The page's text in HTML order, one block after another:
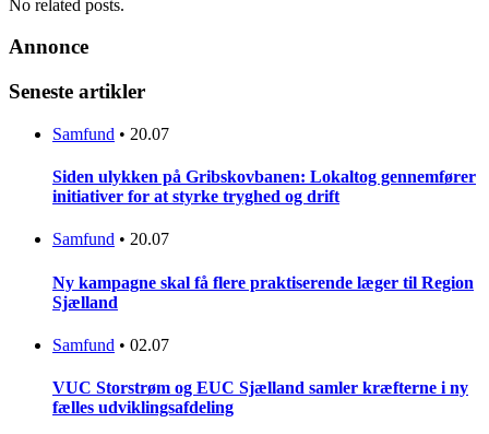
No related posts.
Annonce
Seneste artikler
Samfund • 20.07
Siden ulykken på Gribskovbanen: Lokaltog gennemfører
initiativer for at styrke tryghed og drift
Samfund • 20.07
Ny kampagne skal få flere praktiserende læger til Region
Sjælland
Samfund • 02.07
VUC Storstrøm og EUC Sjælland samler kræfterne i ny
fælles udviklingsafdeling